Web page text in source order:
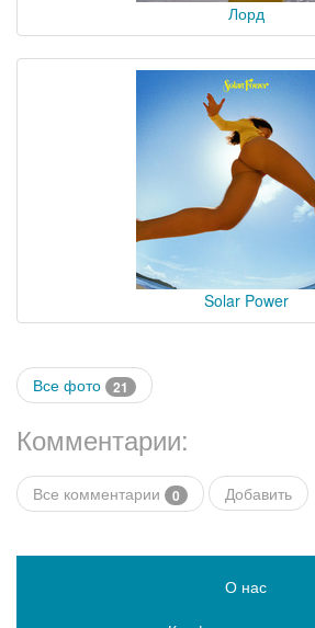
Лорд
Solar Power
Все фото 21
Комментарии:
Все комментарии 0 Добавить
О нас